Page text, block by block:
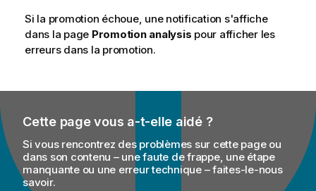
Si la promotion échoue, une notification s'affiche
dans la page Promotion analysis pour afficher les
erreurs dans la promotion.
Cette page vous a-t-elle aidé ?
Si vous rencontrez des problèmes sur cette page ou
dans son contenu – une faute de frappe, une étape
manquante ou une erreur technique – faites-le-nous
savoir.